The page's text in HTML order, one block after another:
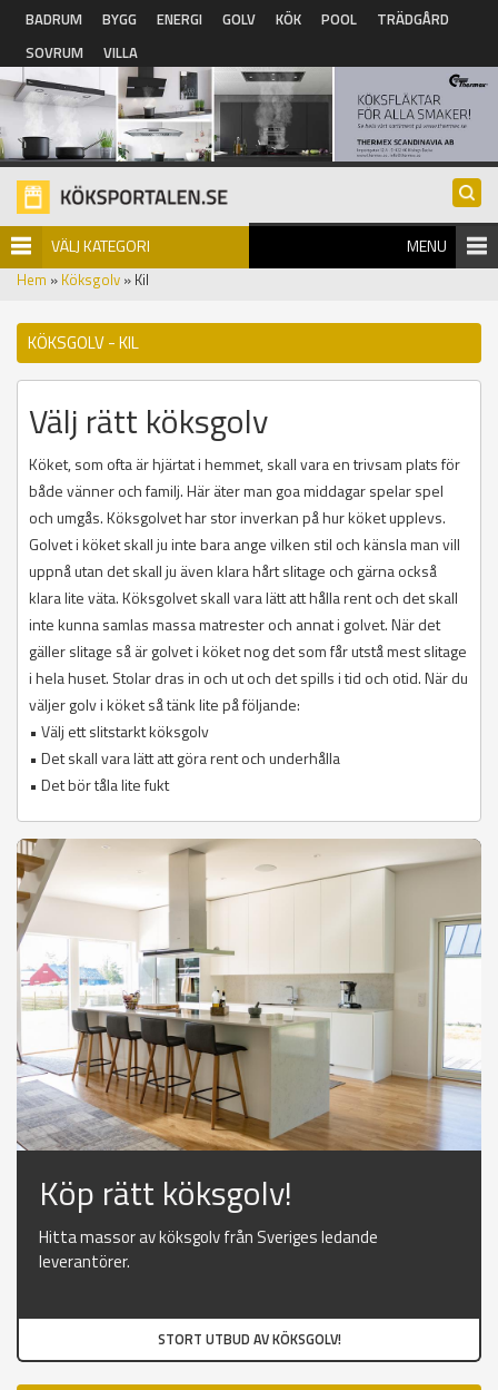
Hoppa till huvudinnehåll
BADRUM BYGG ENERGI GOLV KÖK POOL
TRÄDGÅRD
SOVRUM
VILLA
VÄLJ KATEGORI MENU
Hem » Köksgolv » Kil
KÖKSGOLV - KIL
Välj rätt köksgolv
Köket, som ofta är hjärtat i hemmet, skall vara en trivsam plats för
både vänner och familj. Här äter man goa middagar spelar spel
och umgås. Köksgolvet har stor inverkan på hur köket upplevs.
Golvet i köket skall ju inte bara ange vilken stil och känsla man vill
uppnå utan det skall ju även klara hårt slitage och gärna också
klara lite väta. Köksgolvet skall vara lätt att hålla rent och det skall
inte kunna samlas massa matrester och annat i golvet. När det
gäller slitage så är golvet i köket nog det som får utstå mest slitage
i hela huset. Stolar dras in och ut och det spills i tid och otid. När du
väljer golv i köket så tänk lite på följande:
• Välj ett slitstarkt köksgolv
• Det skall vara lätt att göra rent och underhålla
• Det bör tåla lite fukt
Köp rätt köksgolv!
Hitta massor av köksgolv från Sveriges ledande
leverantörer.
STORT UTBUD AV KÖKSGOLV!